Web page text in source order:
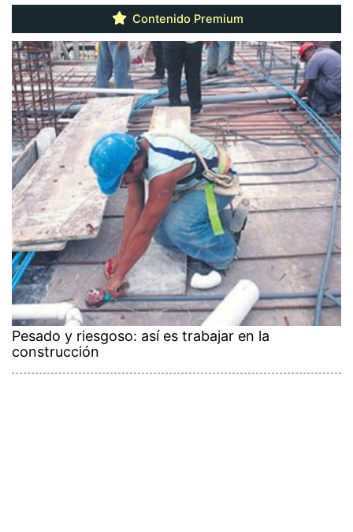
Contenido Premium
Pesado y riesgoso: así es trabajar en la
construcción